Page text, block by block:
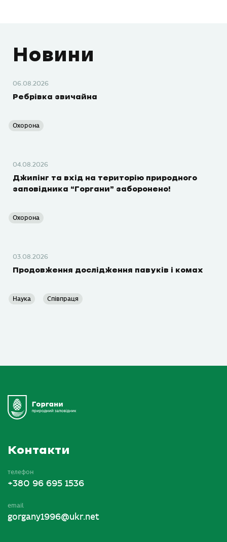
Новини
06.08.2026
Ребрівка звичайна
Охорона
04.08.2026
Джипінг та вхід на територію природного
заповідника “Горгани” заборонено!
Охорона
03.08.2026
Продовження дослідження павуків і комах
Наука Співпраця
Контакти
телефон
+380 96 695 1536
email
gorgany1996@ukr.net